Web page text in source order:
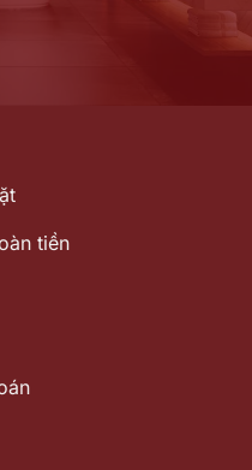
tiền